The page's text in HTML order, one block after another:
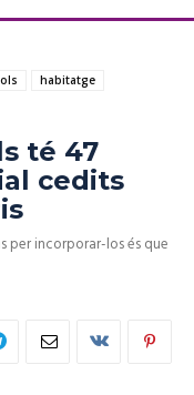
habitatge
té 47
cedits
per incorporar-los és que